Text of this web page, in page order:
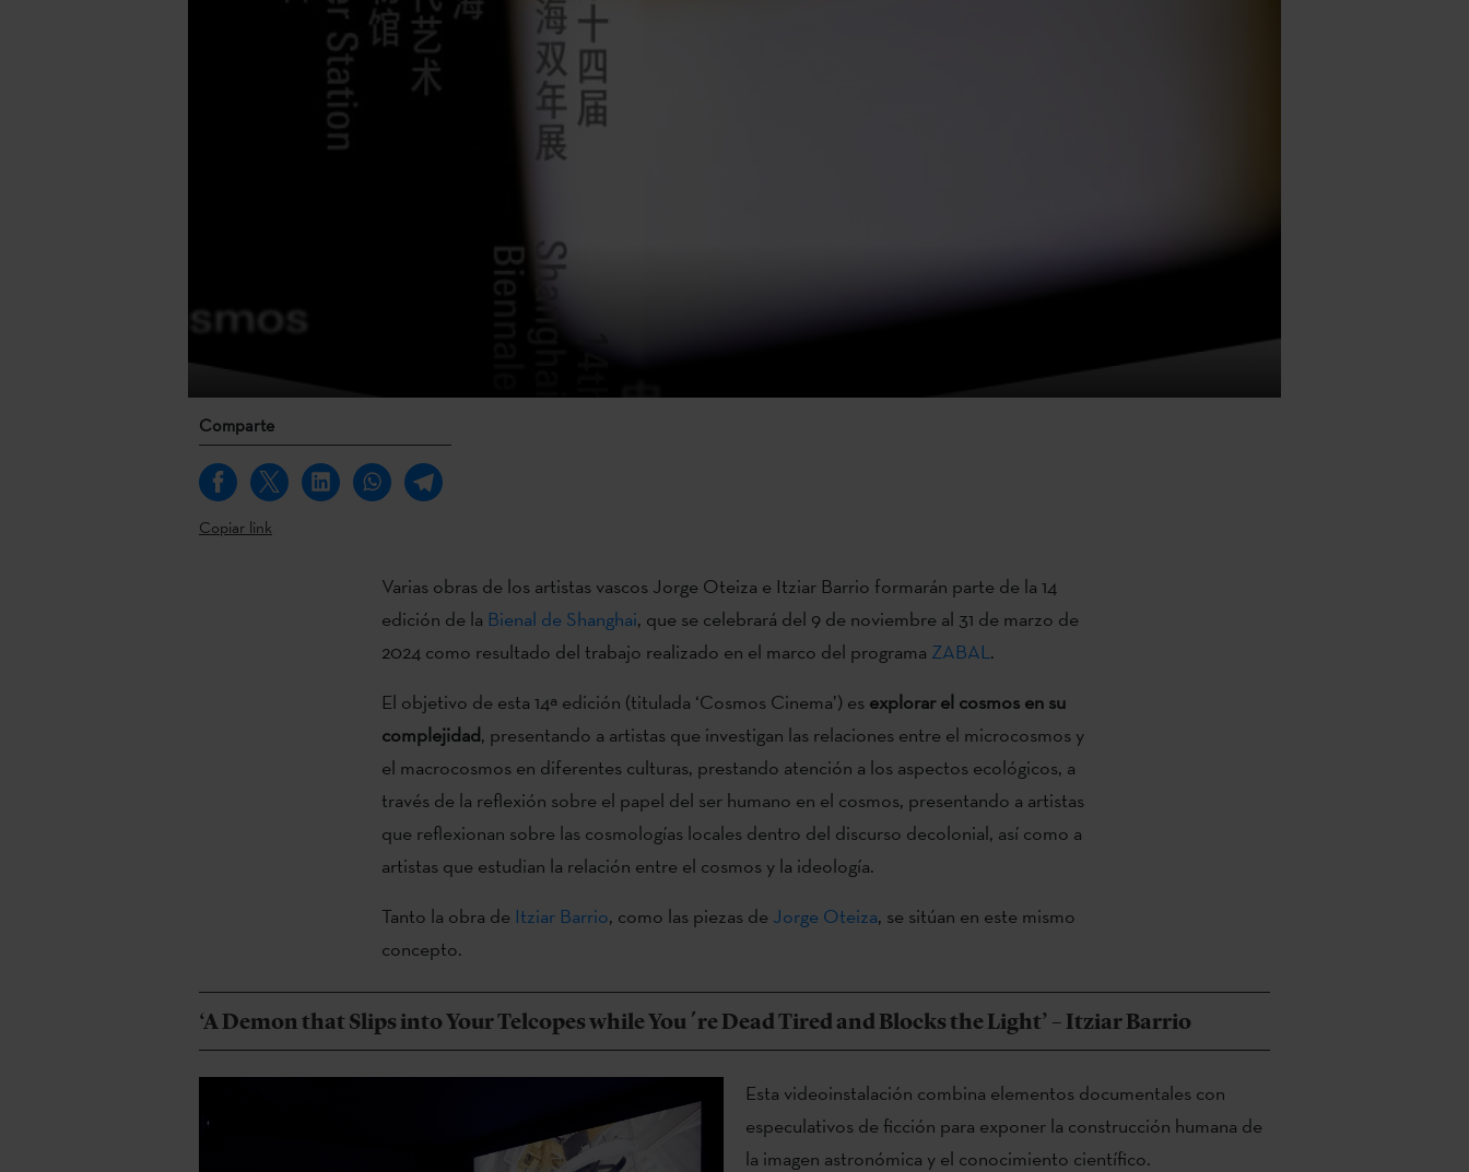
Comparte
Copiar link
Varias obras de los artistas vascos Jorge Oteiza e Itziar Barrio formarán parte de la 14
edición de la Bienal de Shanghai, que se celebrará del 9 de noviembre al 31 de marzo de
2024 como resultado del trabajo realizado en el marco del programa ZABAL .
El objetivo de esta 14ª edición (titulada ‘Cosmos Cinema’) es explorar el cosmos en su
complejidad, presentando a artistas que investigan las relaciones entre el microcosmos y
el macrocosmos en diferentes culturas, prestando atención a los aspectos ecológicos, a
través de la reflexión sobre el papel del ser humano en el cosmos, presentando a artistas
que reflexionan sobre las cosmologías locales dentro del discurso decolonial, así como a
artistas que estudian la relación entre el cosmos y la ideología.
Tanto la obra de Itziar Barrio, como las piezas de Jorge Oteiza, se sitúan en este mismo
concepto.
‘A Demon that Slips into Your Telcopes while You ´re Dead Tired and Blocks the Light’ – Itziar Barrio
Esta videoinstalación combina elementos documentales con
especulativos de ficción para exponer la construcción humana de
la imagen astronómica y el conocimiento científico.